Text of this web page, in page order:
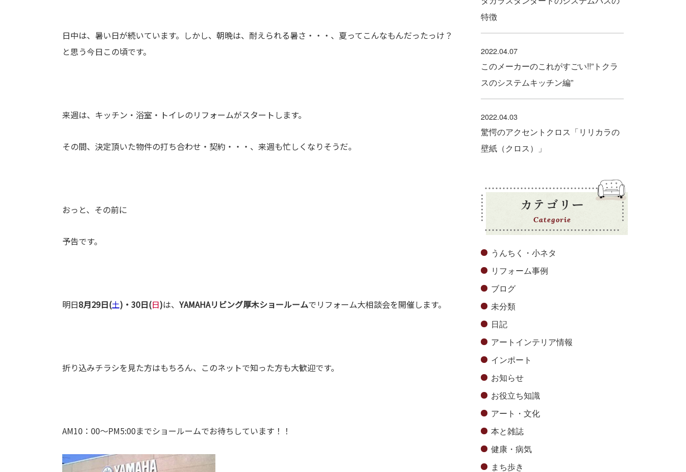
日中は、暑い日が続いています。しかし、朝晩は、耐えられる暑さ・・・、夏ってこんなもんだったっけ？
と思う今日この頃です。
来週は、キッチン・浴室・トイレのリフォームがスタートします。
その間、決定頂いた物件の打ち合わせ・契約・・・、来週も忙しくなりそうだ。
おっと、その前に
予告です。
明日8月29日(土)・30日(日)は、 YAMAHAリビング厚木ショールームでリフォーム大相談会を開催します。
折り込みチラシを見た方はもちろん、このネットで知った方も大歓迎です。
AM10：00～PM5:00までショールームでお待ちしています！！
特徴
2022.04.07
このメーカーのこれがすごい!!”トクラ
スのシステムキッチン編”
2022.04.03
驚愕のアクセントクロス「リリカラの
壁紙（クロス）」
カテゴリー
Categorie
うんちく・小ネタ
リフォーム事例
ブログ
未分類
日記
アートインテリア情報
インポート
お知らせ
お役立ち知識
アート・文化
本と雑誌
健康・病気
まち歩き